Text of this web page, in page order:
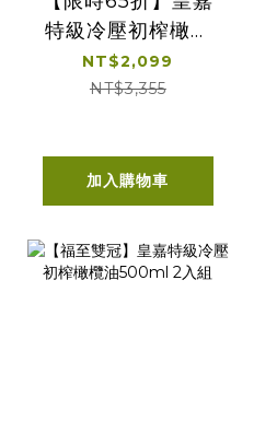
特級冷壓初榨橄欖
油 500ml 雙入經
典提盒
NT$2,099
NT$3,355
加入購物車